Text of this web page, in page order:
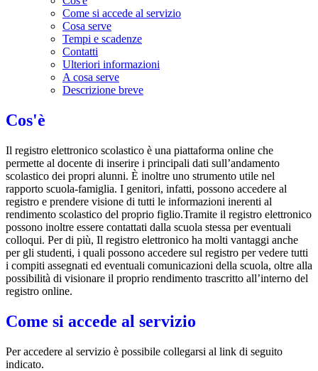
Come si accede al servizio
Cosa serve
Tempi e scadenze
Contatti
Ulteriori informazioni
A cosa serve
Descrizione breve
Cos'è
Il registro elettronico scolastico è una piattaforma online che
permette al docente di inserire i principali dati sull’andamento
scolastico dei propri alunni. È inoltre uno strumento utile nel
rapporto scuola-famiglia. I genitori, infatti, possono accedere al
registro e prendere visione di tutti le informazioni inerenti al
rendimento scolastico del proprio figlio.Tramite il registro elettronico
possono inoltre essere contattati dalla scuola stessa per eventuali
colloqui. Per di più, Il registro elettronico ha molti vantaggi anche
per gli studenti, i quali possono accedere sul registro per vedere tutti
i compiti assegnati ed eventuali comunicazioni della scuola, oltre alla
possibilità di visionare il proprio rendimento trascritto all’interno del
registro online.
Come si accede al servizio
Per accedere al servizio è possibile collegarsi al link di seguito
indicato.